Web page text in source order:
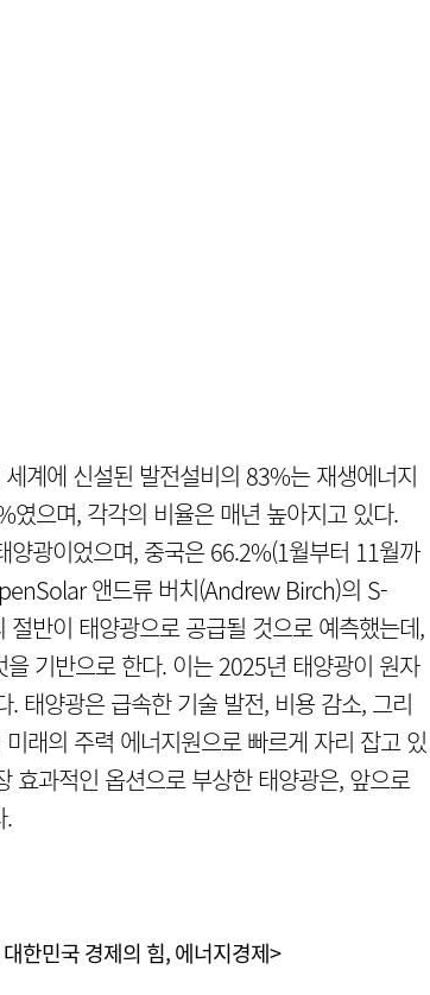
계에 신설된 발전설비의 83%는 재생에너지
으며, 각각의 비율은 매년 높아지고 있다.
광이었으며, 중국은 66.2%(1월부터 11월까
앤드류 버치(Andrew Birch)의 S-
반이 태양광으로 공급될 것으로 예측했는데,
기반으로 한다. 이는 2025년 태양광이 원자
태양광은 급속한 기술 발전, 비용 감소, 그리
래의 주력 에너지원으로 빠르게 자리 잡고 있
효과적인 옵션으로 부상한 태양광은, 앞으로
.
한민국 경제의 힘, 에너지경제>